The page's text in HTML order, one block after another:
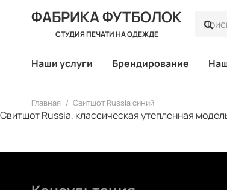
ФАБРИКА ФУТБОЛОК
СТУДИЯ ПЕЧАТИ НА ОДЕЖДЕ
Наши услуги Брендирование
Главная / Свитшот Russia синий
Свитшот Russia, классическая утепленная